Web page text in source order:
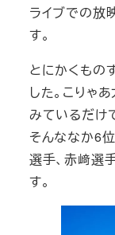
ライブでの放
す。
とにかくもの
した。こりゃあ
みているだけ
そんななか6
選手、赤﨑選
す。